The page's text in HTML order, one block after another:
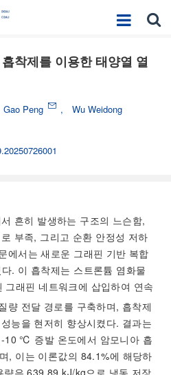
착제를 이용한 태양열 열
Gao Peng ,
Wu Weidong
흔히 발생하는 구조의 느슨함,
부족, 그리고 순환 안정성 저하
에서는 새로운 그래핀 기반 복합
. 이 흡착제는 스트론튬 염화물
그래핀 네트워크에 삽입하여 연속
량 전달 경로를 구축하며, 흡착제
능을 현저히 향상시켰다. 결과는
10 ℃ 증발 온도에서 암모니아 흡
, 이는 이론값의 84.1%에 해당하
량은 639.89 kJ/kg으로 냉동 저장